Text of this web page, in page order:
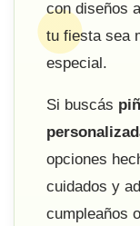
con diseños
tu fiesta sea
especial.
Si buscás
opciones
cuidados y
cumpleaños